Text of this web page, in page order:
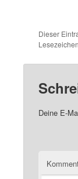
Dieser
Deine E-